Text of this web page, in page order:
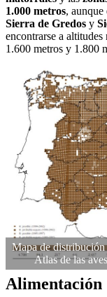
1.000 metros, aunque
Sierra de Gredos y
encontrarse a altitudes
1.600 metros y 1.800
Mapa de
Atlas de las
Alimentación